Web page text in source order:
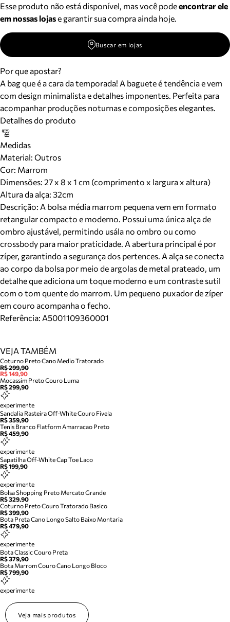
Esse produto não está disponível, mas você podeencontrar ele
em nossas lojase garantir sua compra ainda hoje.
Buscar em lojas
Por que apostar?
A bag que é a cara da temporada! A baguete é tendência e vem
com design minimalista e detalhes imponentes. Perfeita para
acompanhar produções noturnas e composições elegantes.
Detalhes do produto
Medidas
Material: Outros
Cor: Marrom
Dimensões: 27 x 8 x 1 cm (comprimento x largura x altura)
Altura da alça: 32cm
Descrição: A bolsa média marrom pequena vem em formato
retangular compacto e moderno. Possui uma única alça de
ombro ajustável, permitindo usála no ombro ou como
crossbody para maior praticidade. A abertura principal é por
zíper, garantindo a segurança dos pertences. A alça se conecta
ao corpo da bolsa por meio de argolas de metal prateado, um
detalhe que adiciona um toque moderno e um contraste sutil
com o tom quente do marrom. Um pequeno puxador de zíper
em couro acompanha o fecho.
Referência: A5001109360001
VEJA TAMBÉM
Coturno Preto Cano Medio Tratorado
R$ 299,90
R$ 149,90
Mocassim Preto Couro Luma
R$ 299,90
experimente
Sandalia Rasteira Off-White Couro Fivela
R$ 359,90
Tenis Branco Flatform Amarracao Preto
R$ 459,90
experimente
Sapatilha Off-White Cap Toe Laco
R$ 199,90
experimente
Bolsa Shopping Preto Mercato Grande
R$ 329,90
Coturno Preto Couro Tratorado Basico
R$ 399,90
Bota Preta Cano Longo Salto Baixo Montaria
R$ 479,90
experimente
Bota Classic Couro Preta
R$ 379,90
Bota Marrom Couro Cano Longo Bloco
R$ 799,90
experimente
Veja mais produtos